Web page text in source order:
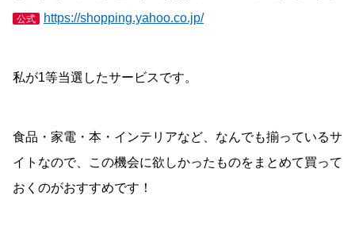
公式 https://shopping.yahoo.co.jp/
私が1等当選したサービスです。
食品・家電・本・インテリアなど、なんでも揃っているサ
イトなので、この機会に欲しかったものをまとめて買って
おくのがおすすめです！